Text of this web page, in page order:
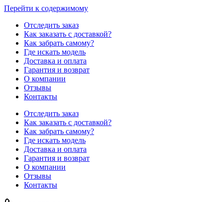
Перейти к содержимому
Отследить заказ
Как заказать с доставкой?
Как забрать самому?
Где искать модель
Доставка и оплата
Гарантия и возврат
О компании
Отзывы
Контакты
Отследить заказ
Как заказать с доставкой?
Как забрать самому?
Где искать модель
Доставка и оплата
Гарантия и возврат
О компании
Отзывы
Контакты